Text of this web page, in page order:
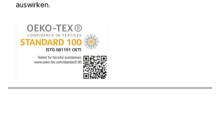
auswirken.